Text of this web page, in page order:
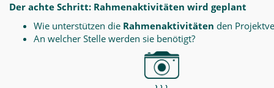
Der achte Schritt: Rahmenaktivitäten wird geplant
Wie unterstützen die Rahmenaktivitäten den
An welcher Stelle werden sie benötigt?